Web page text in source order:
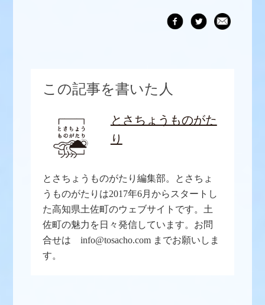
この記事を書いた人
とさちょうものがた
り
とさちょうものがたり編集部。とさちょ
うものがたりは2017年6月からスタートし
た高知県土佐町のウェブサイトです。土
佐町の魅力を日々発信しています。お問
合せは info@tosacho.com までお願いしま
す。